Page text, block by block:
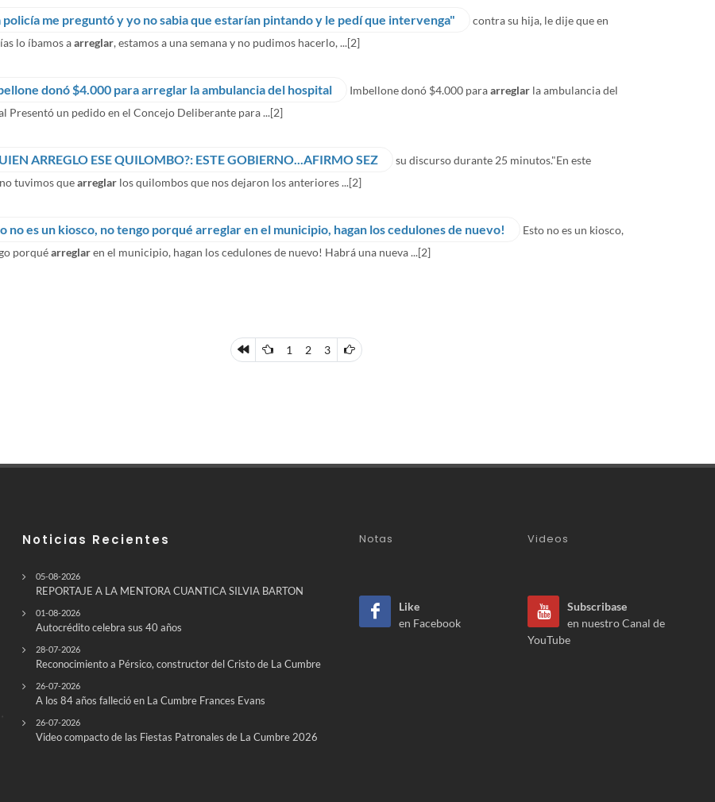
policía me preguntó y yo no sabia que estarían pintando y le pedí que intervenga"
contra su hija, le dije que en
lo íbamos aarreglar, estamos a una semana y no pudimos hacerlo, ...[2]
donó $4.000 para arreglar la ambulancia del hospital Imbellone donó $4.000 paraarreglar la ambulancia del
Presentó un pedido en el Concejo Deliberante para ...[2]
ARREGLO ESE QUILOMBO?: ESTE GOBIERNO...AFIRMO SEZ
su discurso durante 25 minutos."En este
tuvimos quearreglar los quilombos que nos dejaron los anteriores ...[2]
no es un kiosco, no tengo porqué arreglar en el municipio, hagan los cedulones de nuevo!
Esto no es un kiosco,
porquéarreglaren el municipio, hagan los cedulones de nuevo! Habrá una nueva ...[2]
1 2 3
Noticias Recientes
05-08-2026
REPORTAJE A LA MENTORA CUANTICA SILVIA BARTON
01-08-2026
Autocrédito celebra sus 40 años
28-07-2026
Reconocimiento a Pérsico, constructor del Cristo de La Cumbre
26-07-2026
A los 84 años falleció en La Cumbre Frances Evans
26-07-2026
Video compacto de las Fiestas Patronales de La Cumbre 2026
Notas Videos
Like
en Facebook
Subscribase
en nuestro Canal de
YouTube